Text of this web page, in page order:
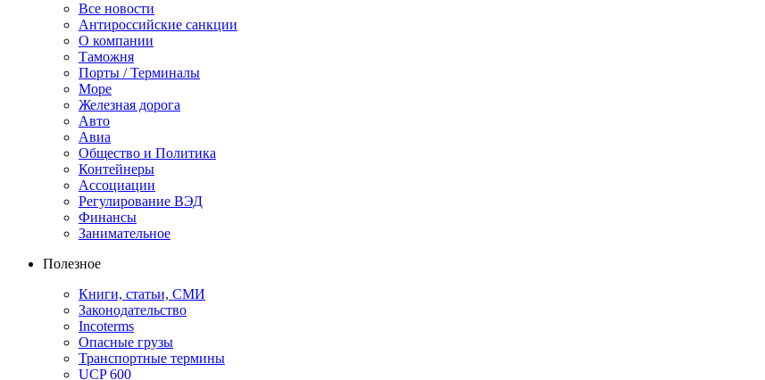
Все новости
Антироссийские санкции
О компании
Таможня
Порты / Терминалы
Море
Железная дорога
Авто
Авиа
Общество и Политика
Контейнеры
Ассоциации
Регулирование ВЭД
Финансы
Занимательное
Полезное
Книги, статьи, СМИ
Законодательство
Incoterms
Опасные грузы
Транспортные термины
UCP 600